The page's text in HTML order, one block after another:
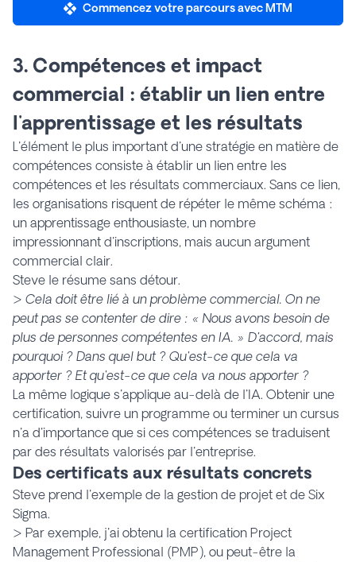
Commencez votre parcours avec MTM
3. Compétences et impact
commercial : établir un lien entre
l'apprentissage et les résultats
L'élément le plus important d'une stratégie en matière de
compétences consiste à établir un lien entre les
compétences et les résultats commerciaux. Sans ce lien,
les organisations risquent de répéter le même schéma :
un apprentissage enthousiaste, un nombre
impressionnant d'inscriptions, mais aucun argument
commercial clair.
Steve le résume sans détour.
> Cela doit être lié à un problème commercial. On ne
peut pas se contenter de dire : « Nous avons besoin de
plus de personnes compétentes en IA. » D'accord, mais
pourquoi ? Dans quel but ? Qu'est-ce que cela va
apporter ? Et qu'est-ce que cela va nous apporter ?
La même logique s'applique au-delà de l'IA. Obtenir une
certification, suivre un programme ou terminer un cursus
n'a d'importance que si ces compétences se traduisent
par des résultats valorisés par l'entreprise.
Des certificats aux résultats concrets
Steve prend l'exemple de la gestion de projet et de Six
Sigma.
> Par exemple, j'ai obtenu la certification Project
Management Professional (PMP), ou peut-être la